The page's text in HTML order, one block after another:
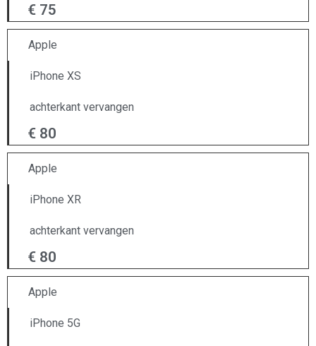
€ 75
Apple
iPhone XS
achterkant vervangen
€ 80
Apple
iPhone XR
achterkant vervangen
€ 80
Apple
iPhone 5G